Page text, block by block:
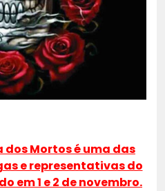
dos Mortos é uma das
e representativas do
em 1 e 2 de novembro.